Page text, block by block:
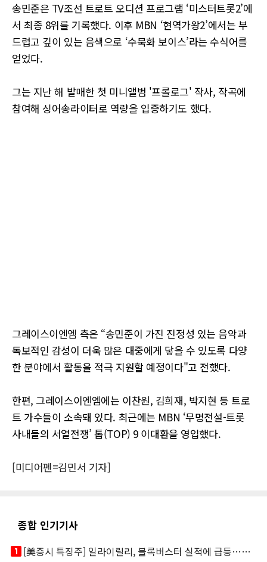
송민준은 TV조선 트로트 오디션 프로그램 ‘미스터트롯2’에
서 최종 8위를 기록했다. 이후 MBN ‘현역가왕2’에서는 부
드럽고 깊이 있는 음색으로 ‘수묵화 보이스’라는 수식어를
얻었다.
그는 지난 해 발매한 첫 미니앨범 '프롤로그' 작사, 작곡에
참여해 싱어송라이터로 역량을 입증하기도 했다.
그레이스이엔엠 측은 “송민준이 가진 진정성 있는 음악과
독보적인 감성이 더욱 많은 대중에게 닿을 수 있도록 다양
한 분야에서 활동을 적극 지원할 예정이다"고 전했다.
한편, 그레이스이엔엠에는 이찬원, 김희재, 박지현 등 트로
트 가수들이 소속돼 있다. 최근에는 MBN ‘무명전설-트롯
사내들의 서열전쟁’ 톱(TOP) 9 이대환을 영입했다.
[미디어펜=김민서 기자]
종합 인기기사
looks_one
[美증시 특징주] 일라이릴리, 블록버스터 실적에 급등…마운자로 매출 폭발